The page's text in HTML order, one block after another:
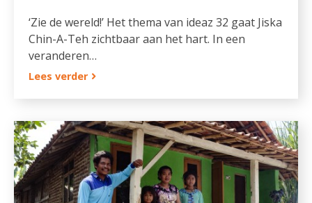
‘Zie de wereld!’ Het thema van ideaz 32 gaat Jiska
Chin-A-Teh zichtbaar aan het hart. In een
veranderen…
Lees verder